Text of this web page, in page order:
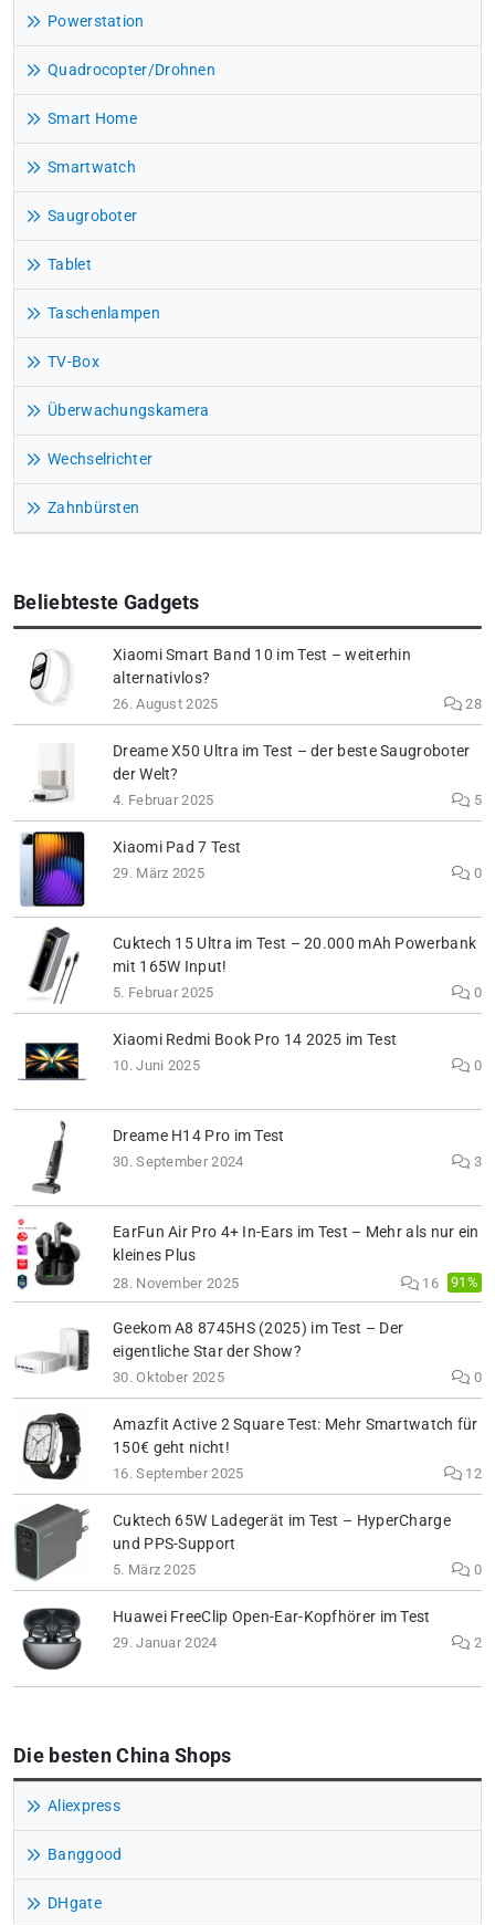
Powerstation
Quadrocopter/Drohnen
Smart Home
Smartwatch
Saugroboter
Tablet
Taschenlampen
TV-Box
Überwachungskamera
Wechselrichter
Zahnbürsten
Beliebteste Gadgets
Xiaomi Smart Band 10 im Test – weiterhin
alternativlos?
26. August 2025 28
Dreame X50 Ultra im Test – der beste Saugroboter
der Welt?
4. Februar 2025 5
Xiaomi Pad 7 Test
29. März 2025 0
Cuktech 15 Ultra im Test – 20.000 mAh Powerbank
mit 165W Input!
5. Februar 2025 0
Xiaomi Redmi Book Pro 14 2025 im Test
10. Juni 2025 0
Dreame H14 Pro im Test
30. September 2024 3
EarFun Air Pro 4+ In-Ears im Test – Mehr als nur ein
kleines Plus
28. November 2025 16 91%
Geekom A8 8745HS (2025) im Test – Der
eigentliche Star der Show?
30. Oktober 2025 0
Amazfit Active 2 Square Test: Mehr Smartwatch für
150€ geht nicht!
16. September 2025 12
Cuktech 65W Ladegerät im Test – HyperCharge
und PPS-Support
5. März 2025 0
Huawei FreeClip Open-Ear-Kopfhörer im Test
29. Januar 2024 2
Die besten China Shops
Aliexpress
Banggood
DHgate